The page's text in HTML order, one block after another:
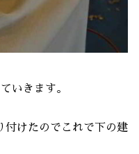
いきます。
付けたのでこれで下の建